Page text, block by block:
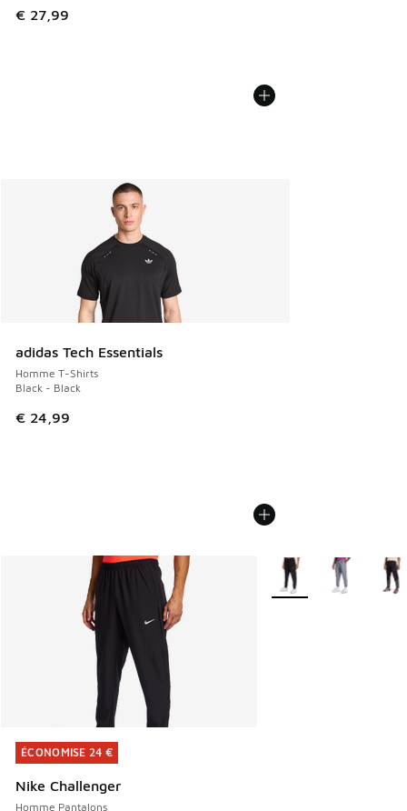
€ 27,99
adidas Tech Essentials
Homme T-Shirts
Black - Black
€ 24,99
ÉCONOMISE 24 €
Nike Challenger
Homme Pantalons
ÉCONOMISE 24 €
Plus de couleurs